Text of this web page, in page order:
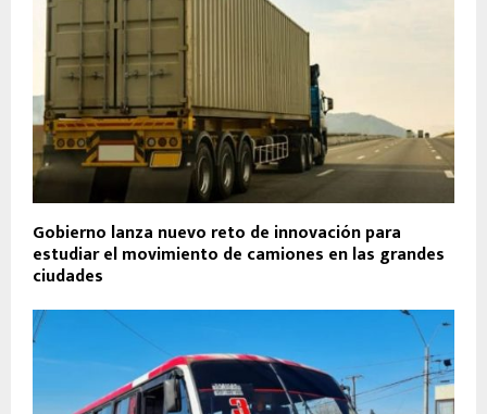
Gobierno lanza nuevo reto de innovación para
estudiar el movimiento de camiones en las grandes
ciudades